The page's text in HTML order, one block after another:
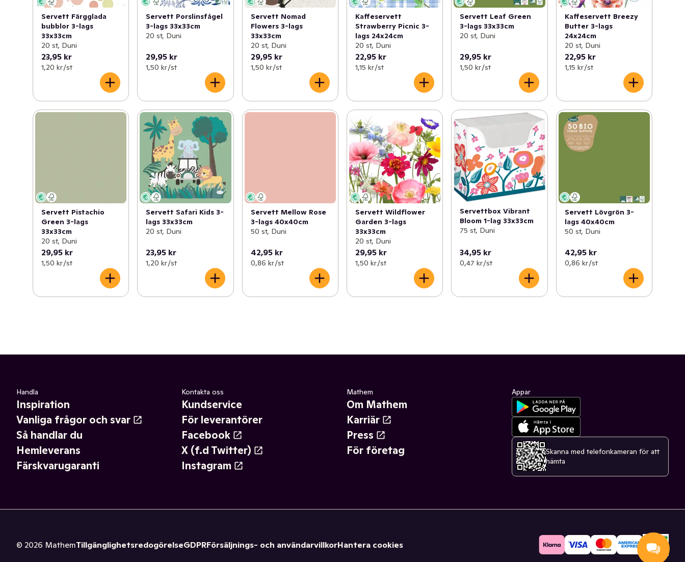
Servett Färgglada
bubblor 3-lags
33x33cm
20 st, Duni
23,95 kr
1,20 kr /st
Servett Porslinsfågel
3-lags 33x33cm
20 st, Duni
29,95 kr
1,50 kr /st
Servett Nomad
Flowers 3-lags
33x33cm
20 st, Duni
29,95 kr
1,50 kr /st
Kaffeservett
Strawberry Picnic 3-
lags 24x24cm
20 st, Duni
22,95 kr
1,15 kr /st
Servett Leaf Green
3-lags 33x33cm
20 st, Duni
29,95 kr
1,50 kr /st
Kaffeservett Breezy
Butter 3-lags
24x24cm
20 st, Duni
22,95 kr
1,15 kr /st
Servett Pistachio
Green 3-lags
33x33cm
20 st, Duni
29,95 kr
1,50 kr /st
Servett Safari Kids 3-
lags 33x33cm
20 st, Duni
23,95 kr
1,20 kr /st
Servett Mellow Rose
3-lags 40x40cm
50 st, Duni
42,95 kr
0,86 kr /st
Servett Wildflower
Garden 3-lags
33x33cm
20 st, Duni
29,95 kr
1,50 kr /st
Servettbox Vibrant
Bloom 1-lag 33x33cm
75 st, Duni
34,95 kr
0,47 kr /st
Servett Lövgrön 3-
lags 40x40cm
50 st, Duni
42,95 kr
0,86 kr /st
Handla
Inspiration
Vanliga frågor och svar
Så handlar du
Hemleverans
Färskvarugaranti
Kontakta oss
Kundservice
För leverantörer
Facebook
X (f.d Twitter)
Instagram
Mathem
Om Mathem
Karriär
Press
För företag
Appar
Skanna med telefonkameran för att
hämta
© 2026 MathemTillgänglighetsredogörelseGDPRFörsäljnings- och användarvillkorHantera cookies